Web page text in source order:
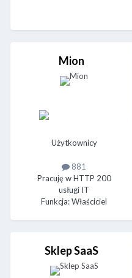
Mion
Użytkownicy
881
Pracuję w HTTP 200
usługi IT
Funkcja: Właściciel
Sklep SaaS